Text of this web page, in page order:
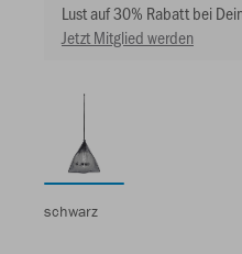
Lust auf 30% Rabatt bei
Jetzt Mitglied werden
schwarz